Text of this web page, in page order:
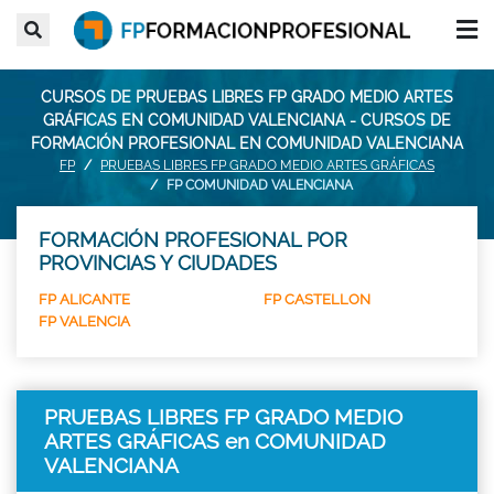
CURSOS DE PRUEBAS LIBRES FP GRADO MEDIO ARTES
GRÁFICAS EN COMUNIDAD VALENCIANA - CURSOS DE
FORMACIÓN PROFESIONAL EN COMUNIDAD VALENCIANA
FP
PRUEBAS LIBRES FP GRADO MEDIO ARTES GRÁFICAS
FP COMUNIDAD VALENCIANA
FORMACIÓN PROFESIONAL POR
PROVINCIAS Y CIUDADES
FP ALICANTE
FP CASTELLON
FP VALENCIA
PRUEBAS LIBRES FP GRADO MEDIO
ARTES GRÁFICAS en COMUNIDAD
VALENCIANA